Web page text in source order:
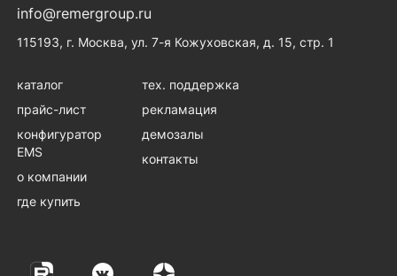
info@remergroup.ru
115193, г. Москва, ул. 7-я Кожуховская, д. 15, стр. 1
каталог
прайс-лист
конфигуратор
EMS
о компании
где купить
тех. поддержка
рекламация
демозалы
контакты